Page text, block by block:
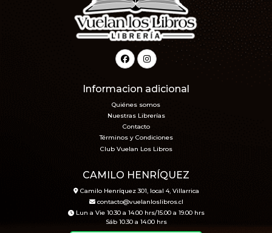
Informacion adicional
Quiénes somos
Nuestras Librerías
Contacto
Términos y Condiciones
Club Vuelan Los Libros
CAMILO HENRÍQUEZ
Camilo Henríquez 301, local 4, Villarrica
contacto@vuelanloslibros.cl
Lun a Vie 10.30 a 14.00 hrs/15.00 a 19.00 hrs
Sáb 10.30 a 14.00 hrs